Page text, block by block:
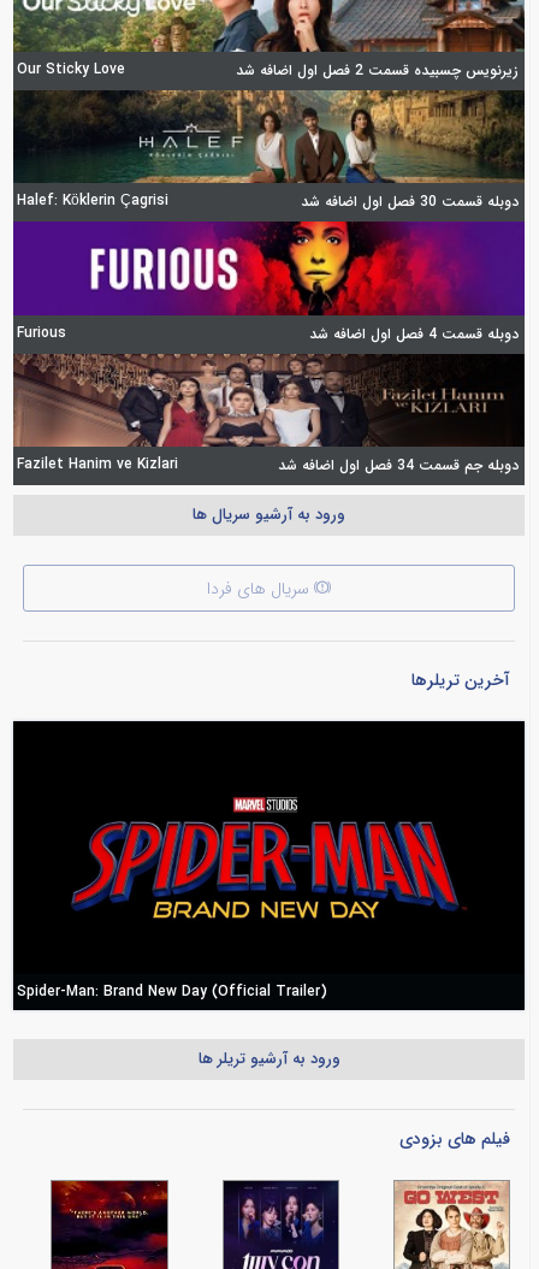
زیرنویس چسبیده قسمت 2 فصل اول اضافه شد Our Sticky Love
دوبله قسمت 30 فصل اول اضافه شد Halef: Köklerin Çagrisi
دوبله قسمت 4 فصل اول اضافه شد Furious
دوبله جم قسمت 34 فصل اول اضافه شد Fazilet Hanim ve Kizlari
ورود به آرشیو سریال ها
سریال های فردا
آخرین تریلرها
Spider-Man: Brand New Day (Official Trailer)
ورود به آرشیو تریلر ها
فیلم های بزودی